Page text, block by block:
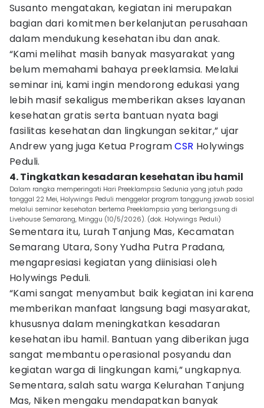
Susanto mengatakan, kegiatan ini merupakan
bagian dari komitmen berkelanjutan perusahaan
dalam mendukung kesehatan ibu dan anak.
“Kami melihat masih banyak masyarakat yang
belum memahami bahaya preeklamsia. Melalui
seminar ini, kami ingin mendorong edukasi yang
lebih masif sekaligus memberikan akses layanan
kesehatan gratis serta bantuan nyata bagi
fasilitas kesehatan dan lingkungan sekitar,” ujar
Andrew yang juga Ketua ProgramCSR Holywings
Peduli.
4. Tingkatkan kesadaran kesehatan ibu hamil
Dalam rangka memperingati Hari Preeklampsia Sedunia yang jatuh pada
tanggal 22 Mei, Holywings Peduli menggelar program tanggung jawab sosial
melalui seminar kesehatan bertema Preeklampsia yang berlangsung di
Livehouse Semarang, Minggu (10/5/2026). (dok. Holywings Peduli)
Sementara itu, Lurah Tanjung Mas, Kecamatan
Semarang Utara, Sony Yudha Putra Pradana,
mengapresiasi kegiatan yang diinisiasi oleh
Holywings Peduli.
“Kami sangat menyambut baik kegiatan ini karena
memberikan manfaat langsung bagi masyarakat,
khususnya dalam meningkatkan kesadaran
kesehatan ibu hamil. Bantuan yang diberikan juga
sangat membantu operasional posyandu dan
kegiatan warga di lingkungan kami,” ungkapnya.
Sementara, salah satu warga Kelurahan Tanjung
Mas, Niken mengaku mendapatkan banyak